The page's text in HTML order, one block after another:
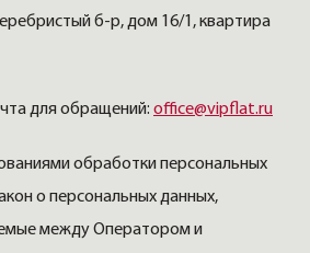
б-р, дом 16/1, квартира
для обращений: office@vipflat.ru
обработки персональных
о персональных данных,
между Оператором и